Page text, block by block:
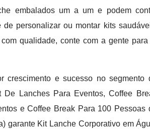
embalados um a um e podem
personalizar ou montar kits
qualidade, conte com a gente para
crescimento e sucesso no segmento
Lanches Para Eventos, Coffee
e Coffee Break Para 100 Pessoas
Kit Lanche Corporativo em